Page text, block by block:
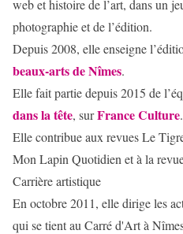
web et histoire de l’art, dans un
photographie et de l’édition.
Depuis 2008, elle enseigne
beaux-arts de Nîmes.
Elle fait partie depuis 2015 de
dans la tête, surFrance Culture.
Elle contribue aux revues Le
Mon Lapin Quotidien et à la
Carrière artistique
En octobre 2011, elle dirige les
qui se tient au Carré d'Art à